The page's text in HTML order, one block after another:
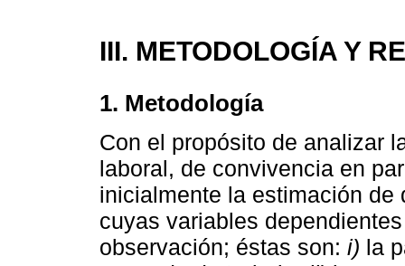
III. METODOLOGÍA Y
1. Metodología
Con el propósito de analizar
laboral, de convivencia en
inicialmente la estimación
cuyas variables
observación; éstas son: i) la